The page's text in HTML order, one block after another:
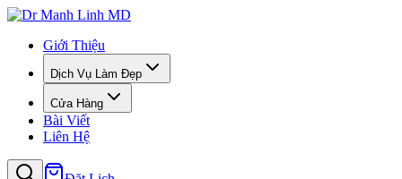
Giới Thiệu
Dịch Vụ Làm Đẹp
Cửa Hàng
Bài Viết
Liên Hệ